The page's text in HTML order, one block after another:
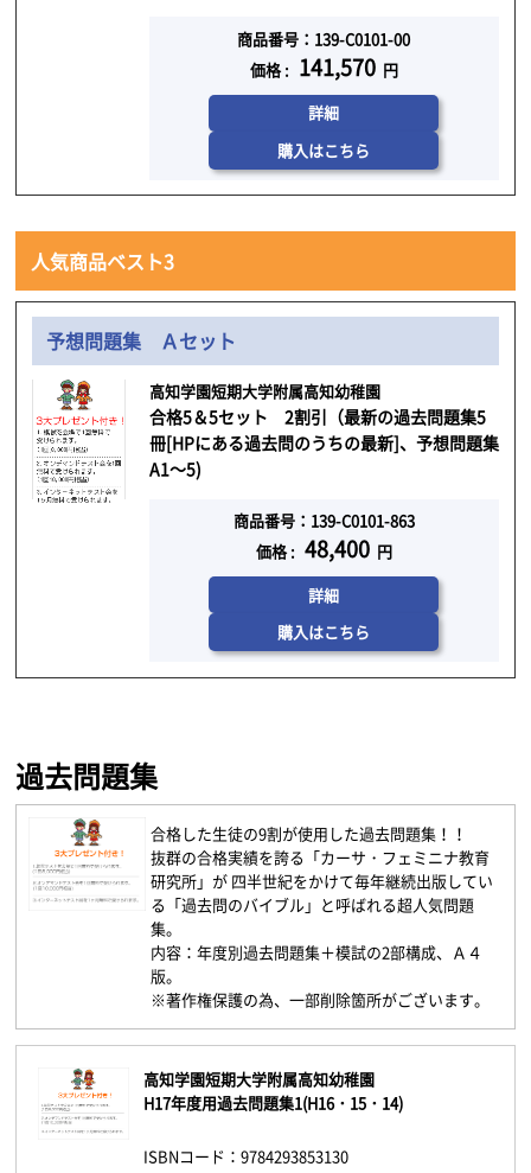
商品番号：139-C0101-00
価格 : 141,570 円
詳細
購入はこちら
人気商品ベスト3
予想問題集 Ａセット
高知学園短期大学附属高知幼稚園
合格5＆5セット 2割引（最新の過去問題集5
冊[HPにある過去問のうちの最新]、予想問題集
A1～5)
商品番号：139-C0101-863
価格 : 48,400 円
詳細
購入はこちら
過去問題集
合格した生徒の9割が使用した過去問題集！！
抜群の合格実績を誇る「カーサ・フェミニナ教育
研究所」が 四半世紀をかけて毎年継続出版してい
る「過去問のバイブル」と呼ばれる超人気問題
集。
内容：年度別過去問題集＋模試の2部構成、Ａ４
版。
※著作権保護の為、一部削除箇所がございます。
高知学園短期大学附属高知幼稚園
H17年度用過去問題集1(H16・15・14)
ISBNコード：9784293853130